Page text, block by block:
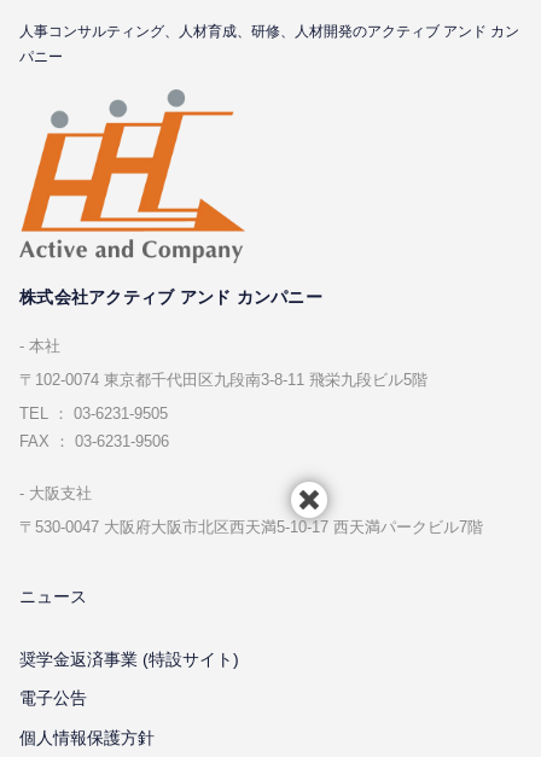
⼈事コンサルティング、⼈材育成、研修、⼈材開発のアクティブ アンド カン
パニー
株式会社アクティブ アンド カンパニー
本社
〒102-0074 東京都千代⽥区九段南3-8-11 飛栄九段ビル5階
TEL ： 03-6231-9505
FAX ： 03-6231-9506
⼤阪⽀社
〒530-0047 ⼤阪府⼤阪市北区⻄天満5-10-17 ⻄天満パークビル7階
ニュース
奨学金返済事業 (特設サイト)
電子公告
個⼈情報保護⽅針